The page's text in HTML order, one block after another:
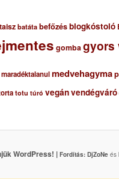
batáta befőzésblogkóstoló
gombagyors
maradéktalanulmedvehagyma
totu túró vegánvendégváró
WordPress! | Fordítás: DjZoNeés